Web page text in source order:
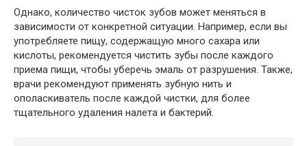
Однако, количество чисток зубов может меняться в
зависимости от конкретной ситуации. Например, если вы
употребляете пищу, содержащую много сахара или
кислоты, рекомендуется чистить зубы после каждого
приема пищи, чтобы уберечь эмаль от разрушения. Также,
врачи рекомендуют применять зубную нить и
ополаскиватель после каждой чистки, для более
тщательного удаления налета и бактерий.